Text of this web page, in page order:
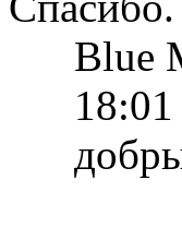
Blue
18:01